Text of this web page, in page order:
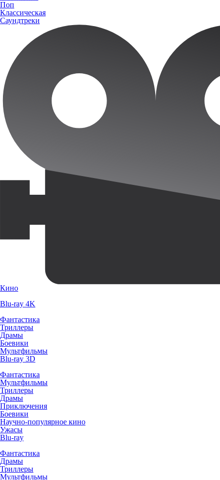
Поп
Классическая
Саундтреки
Кино
Blu-ray 4K
Фантастика
Триллеры
Драмы
Боевики
Мультфильмы
Blu-ray 3D
Фантастика
Мультфильмы
Триллеры
Драмы
Приключения
Боевики
Научно-популярное кино
Ужасы
Blu-ray
Фантастика
Драмы
Триллеры
Мультфильмы